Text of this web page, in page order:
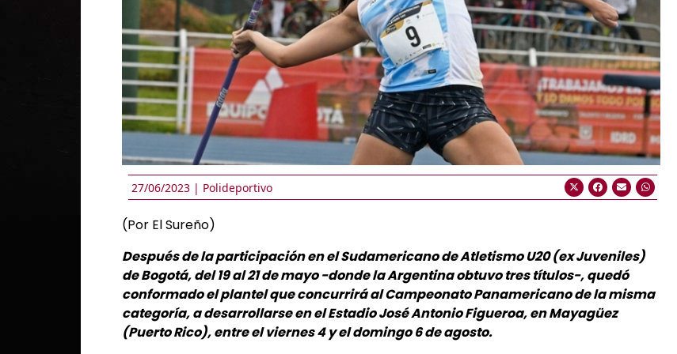
27/06/2023 | Polideportivo
(Por El Sureño)
Después de la participación en el Sudamericano de Atletismo U20 (ex Juveniles)
de Bogotá, del 19 al 21 de mayo -donde la Argentina obtuvo tres títulos-, quedó
conformado el plantel que concurrirá al Campeonato Panamericano de la misma
categoría, a desarrollarse en el Estadio José Antonio Figueroa, en Mayagüez
(Puerto Rico), entre el viernes 4 y el domingo 6 de agosto.